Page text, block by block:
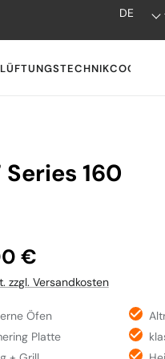
LÜFTUNGSTECHNIK
Series 160
€
zzgl. Versandkosten
Öfen
Platte